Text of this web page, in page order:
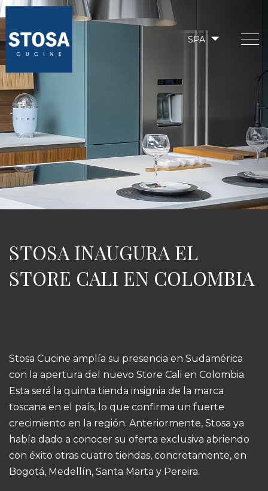
SPA
STOSA INAUGURA EL
STORE CALI EN COLOMBIA
Stosa Cucine amplía su presencia en Sudamérica
con la apertura del nuevo Store Cali en Colombia.
Esta será la quinta tienda insignia de la marca
toscana en el país, lo que confirma un fuerte
crecimiento en la región. Anteriormente, Stosa ya
había dado a conocer su oferta exclusiva abriendo
con éxito otras cuatro tiendas, concretamente, en
Bogotá, Medellín, Santa Marta y Pereira.